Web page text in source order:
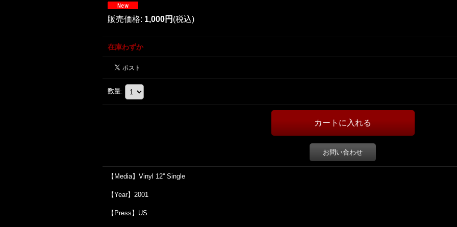
販売価格: 1,000円 (税込)
在庫わずか
数量:
お問い合わせ
【Media】Vinyl 12'' Single
【Year】2001
【Press】US